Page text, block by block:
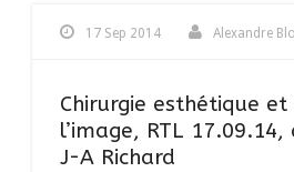
17 Sep 2014 Alexandre
Chirurgie esthétique
l’image, RTL
J-A Richard